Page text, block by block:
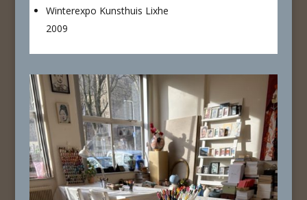
Winterexpo Kunsthuis Lixhe
2009